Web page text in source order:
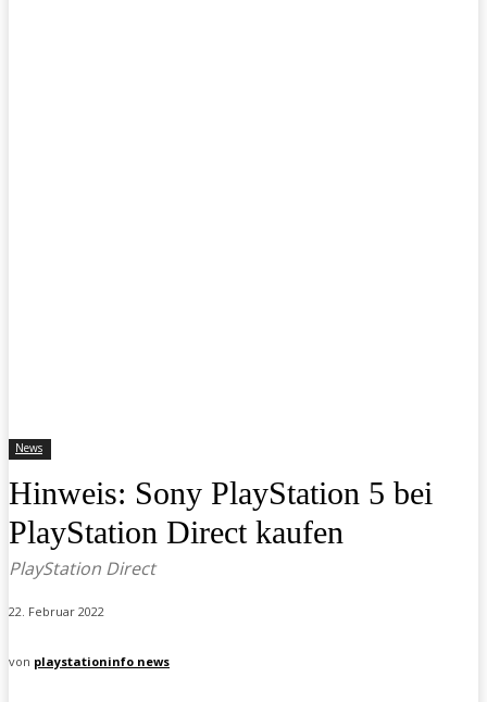
News
Hinweis: Sony PlayStation 5 bei
PlayStation Direct kaufen
PlayStation Direct
22. Februar 2022
von playstationinfo news